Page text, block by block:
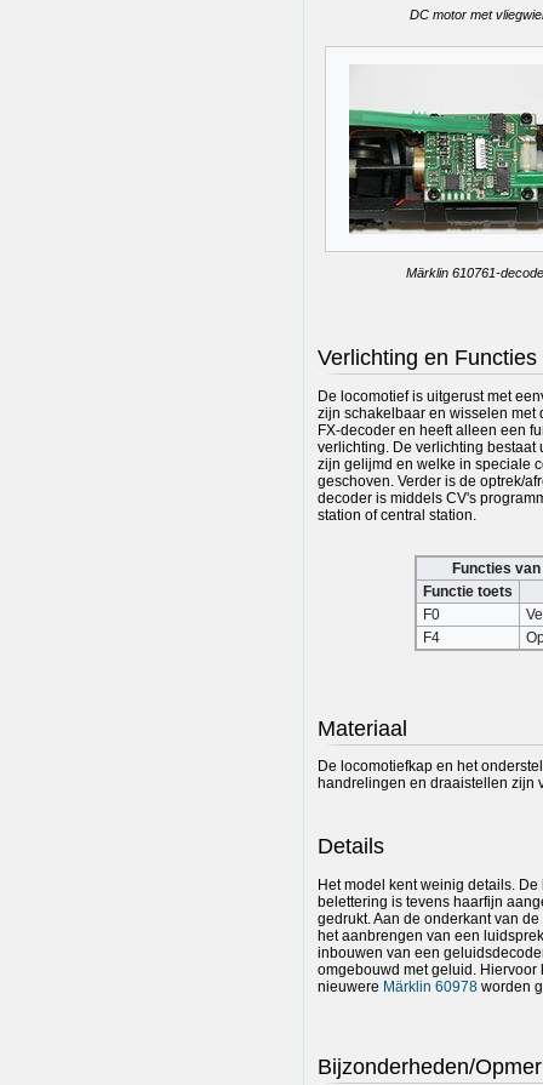
DC motor met vliegwiel
Märklin 610761-
Verlichting en Functies
De locomotief is uitgerust met
zijn schakelbaar en wisselen
FX-decoder en heeft alleen een
verlichting. De verlichting
zijn gelijmd en welke in speciale
geschoven. Verder is de optrek/
decoder is middels CV's
station of central station.
Functies
Functie toets
F0
F4
Materiaal
De locomotiefkap en het
handrelingen en draaistellen zijn
Details
Het model kent weinig details.
belettering is tevens haarfijn
gedrukt. Aan de onderkant van
het aanbrengen van een
inbouwen van een
omgebouwd met geluid.
nieuwere Märklin 60978 worden
Bijzonderheden/